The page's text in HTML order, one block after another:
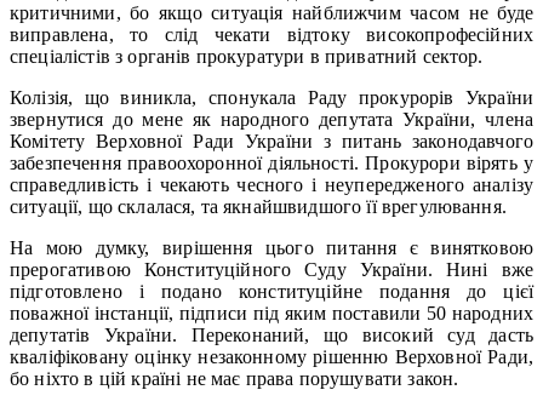
критичними, бо якщо ситуація найближчим часом не буде
виправлена, то слід чекати відтоку високопрофесійних
спеціалістів з органів прокуратури в приватний сектор.
Колізія, що виникла, спонукала Раду прокурорів України
звернутися до мене як народного депутата України, члена
Комітету Верховної Ради України з питань законодавчого
забезпечення правоохоронної діяльності. Прокурори вірять у
справедливість і чекають чесного і неупередженого аналізу
ситуації, що склалася, та якнайшвидшого її врегулювання.
На мою думку, вирішення цього питання є винятковою
прерогативою Конституційного Суду України. Нині вже
підготовлено і подано конституційне подання до цієї
поважної інстанції, підписи під яким поставили 50 народних
депутатів України. Переконаний, що високий суд дасть
кваліфіковану оцінку незаконному рішенню Верховної Ради,
бо ніхто в цій країні не має права порушувати закон.